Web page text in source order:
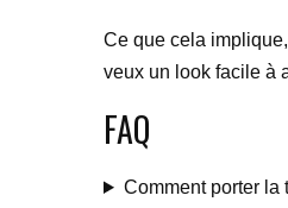
Ce que cela implique,
veux un look facile à
FAQ
Comment porter la